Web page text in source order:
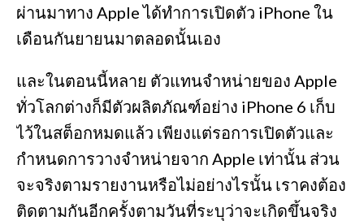
ผ่านมาทาง Apple ได้ทำการเปิดตัว iPhone ใน
เดือนกันยายนมาตลอดนั้นเอง
และในตอนนี้หลาย ตัวแทนจำหน่ายของ Apple
ทั่วโลกต่างก็มีตัวผลิตภัณฑ์อย่าง iPhone 6 เก็บ
ไว้ในสต็อกหมดแล้ว เพียงแต่รอการเปิดตัวและ
กำหนดการวางจำหน่ายจาก Apple เท่านั้น ส่วน
จะจริงตามรายงานหรือไม่อย่างไรนั้น เราคงต้อง
ติดตามกันอีกครั้งตามวันที่ระบุว่าจะเกิดขึ้นจริง